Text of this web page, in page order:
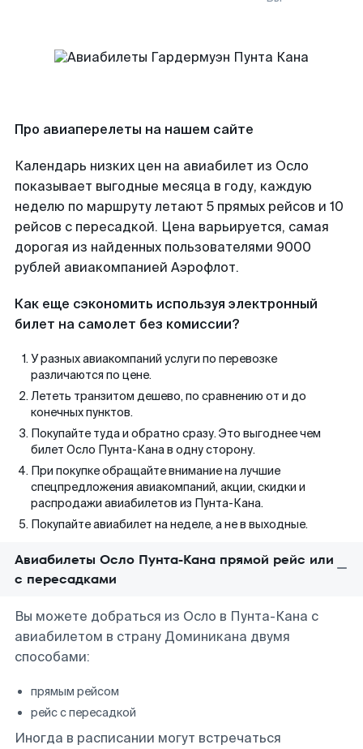
Про авиаперелеты на нашем сайте
Календарь низких цен на авиабилет из Осло
показывает выгодные месяца в году, каждую
неделю по маршруту летают 5 прямых рейсов и 10
рейсов с пересадкой. Цена варьируется, самая
дорогая из найденных пользователями 9000
рублей авиакомпанией Аэрофлот.
Как еще сэкономить используя электронный
билет на самолет без комиссии?
У разных авиакомпаний услуги по перевозке
различаются по цене.
Лететь транзитом дешево, по сравнению от и до
конечных пунктов.
Покупайте туда и обратно сразу. Это выгоднее чем
билет Осло Пунта-Кана в одну сторону.
При покупке обращайте внимание на лучшие
спецпредложения авиакомпаний, акции, скидки и
распродажи авиабилетов из Пунта-Кана.
Покупайте авиабилет на неделе, а не в выходные.
Авиабилеты Осло Пунта-Кана прямой рейс или
с пересадками
Вы можете добраться из Осло в Пунта-Кана с
авиабилетом в страну Доминикана двумя
способами:
прямым рейсом
рейс с пересадкой
Иногда в расписании могут встречаться